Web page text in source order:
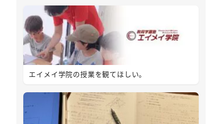
エイメイ学院の授業を観てほしい。